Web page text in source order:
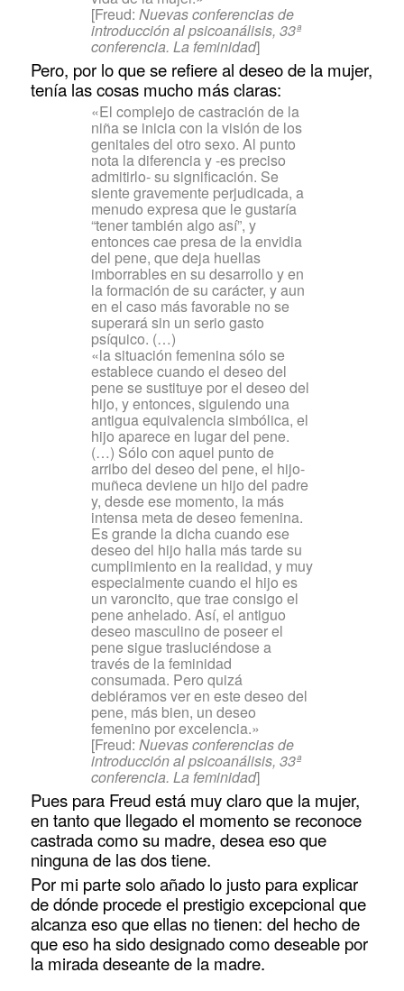
[Freud: Nuevas conferencias de
introducción al psicoanálisis, 33ª
conferencia. La feminidad]
Pero, por lo que se refiere al deseo de la mujer,
tenía las cosas mucho más claras:
«El complejo de castración de la
niña se inicia con la visión de los
genitales del otro sexo. Al punto
nota la diferencia y -es preciso
admitirlo- su significación. Se
siente gravemente perjudicada, a
menudo expresa que le gustaría
“tener también algo así”, y
entonces cae presa de la envidia
del pene, que deja huellas
imborrables en su desarrollo y en
la formación de su carácter, y aun
en el caso más favorable no se
superará sin un serio gasto
psíquico. (…)
«la situación femenina sólo se
establece cuando el deseo del
pene se sustituye por el deseo del
hijo, y entonces, siguiendo una
antigua equivalencia simbólica, el
hijo aparece en lugar del pene.
(…) Sólo con aquel punto de
arribo del deseo del pene, el hijo-
muñeca deviene un hijo del padre
y, desde ese momento, la más
intensa meta de deseo femenina.
Es grande la dicha cuando ese
deseo del hijo halla más tarde su
cumplimiento en la realidad, y muy
especialmente cuando el hijo es
un varoncito, que trae consigo el
pene anhelado. Así, el antiguo
deseo masculino de poseer el
pene sigue trasluciéndose a
través de la feminidad
consumada. Pero quizá
debiéramos ver en este deseo del
pene, más bien, un deseo
femenino por excelencia.»
[Freud: Nuevas conferencias de
introducción al psicoanálisis, 33ª
conferencia. La feminidad]
Pues para Freud está muy claro que la mujer,
en tanto que llegado el momento se reconoce
castrada como su madre, desea eso que
ninguna de las dos tiene.
Por mi parte solo añado lo justo para explicar
de dónde procede el prestigio excepcional que
alcanza eso que ellas no tienen: del hecho de
que eso ha sido designado como deseable por
la mirada deseante de la madre.